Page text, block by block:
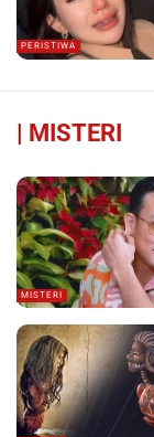
PERISTIWA
| MISTERI
MISTERI